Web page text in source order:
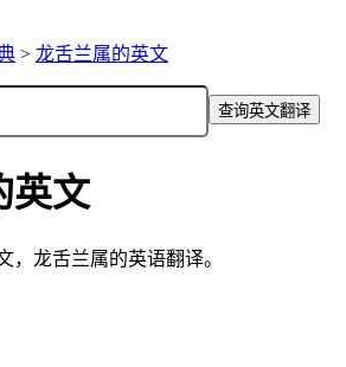
> 龙舌兰属的英文
查询英文翻译
英文
，龙舌兰属的英语翻译。